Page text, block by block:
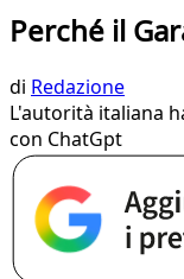
Perché il
di Redazione
L'autorità italiana
con ChatGpt